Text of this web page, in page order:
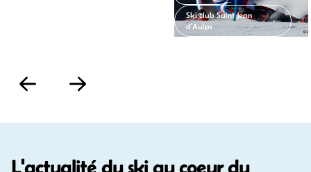
Ski club Saint Jean
d'Aulps
L'actualité du ski au coeur du